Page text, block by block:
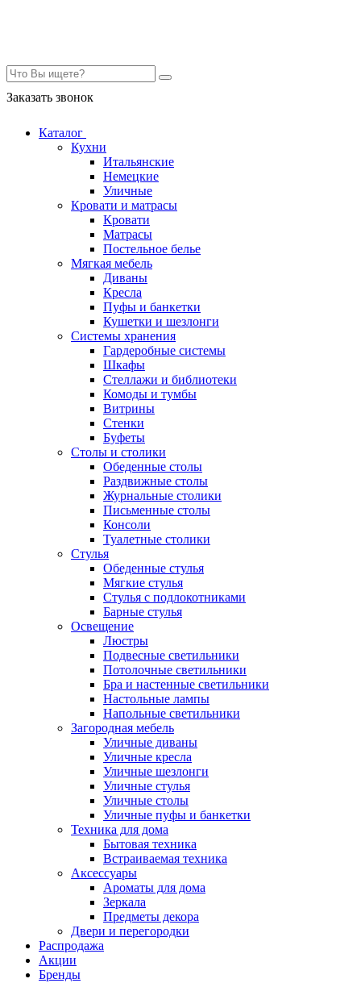
Заказать звонок
Каталог
Кухни
Итальянские
Немецкие
Уличные
Кровати и матрасы
Кровати
Матрасы
Постельное белье
Мягкая мебель
Диваны
Кресла
Пуфы и банкетки
Кушетки и шезлонги
Системы хранения
Гардеробные системы
Шкафы
Стеллажи и библиотеки
Комоды и тумбы
Витрины
Стенки
Буфеты
Столы и столики
Обеденные столы
Раздвижные столы
Журнальные столики
Письменные столы
Консоли
Туалетные столики
Стулья
Обеденные стулья
Мягкие стулья
Стулья с подлокотниками
Барные стулья
Освещение
Люстры
Подвесные светильники
Потолочные светильники
Бра и настенные светильники
Настольные лампы
Напольные светильники
Загородная мебель
Уличные диваны
Уличные кресла
Уличные шезлонги
Уличные стулья
Уличные столы
Уличные пуфы и банкетки
Техника для дома
Бытовая техника
Встраиваемая техника
Аксессуары
Ароматы для дома
Зеркала
Предметы декора
Двери и перегородки
Распродажа
Акции
Бренды